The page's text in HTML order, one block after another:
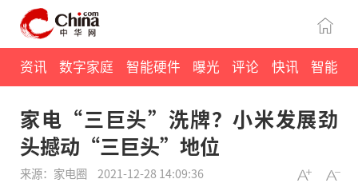
资讯 数字家庭 智能硬件 曝光 评论 快讯 智能
家电“三巨头”洗牌？小米发展劲
头撼动“三巨头”地位
来源：家电圈 2021-12-28 14:09:36